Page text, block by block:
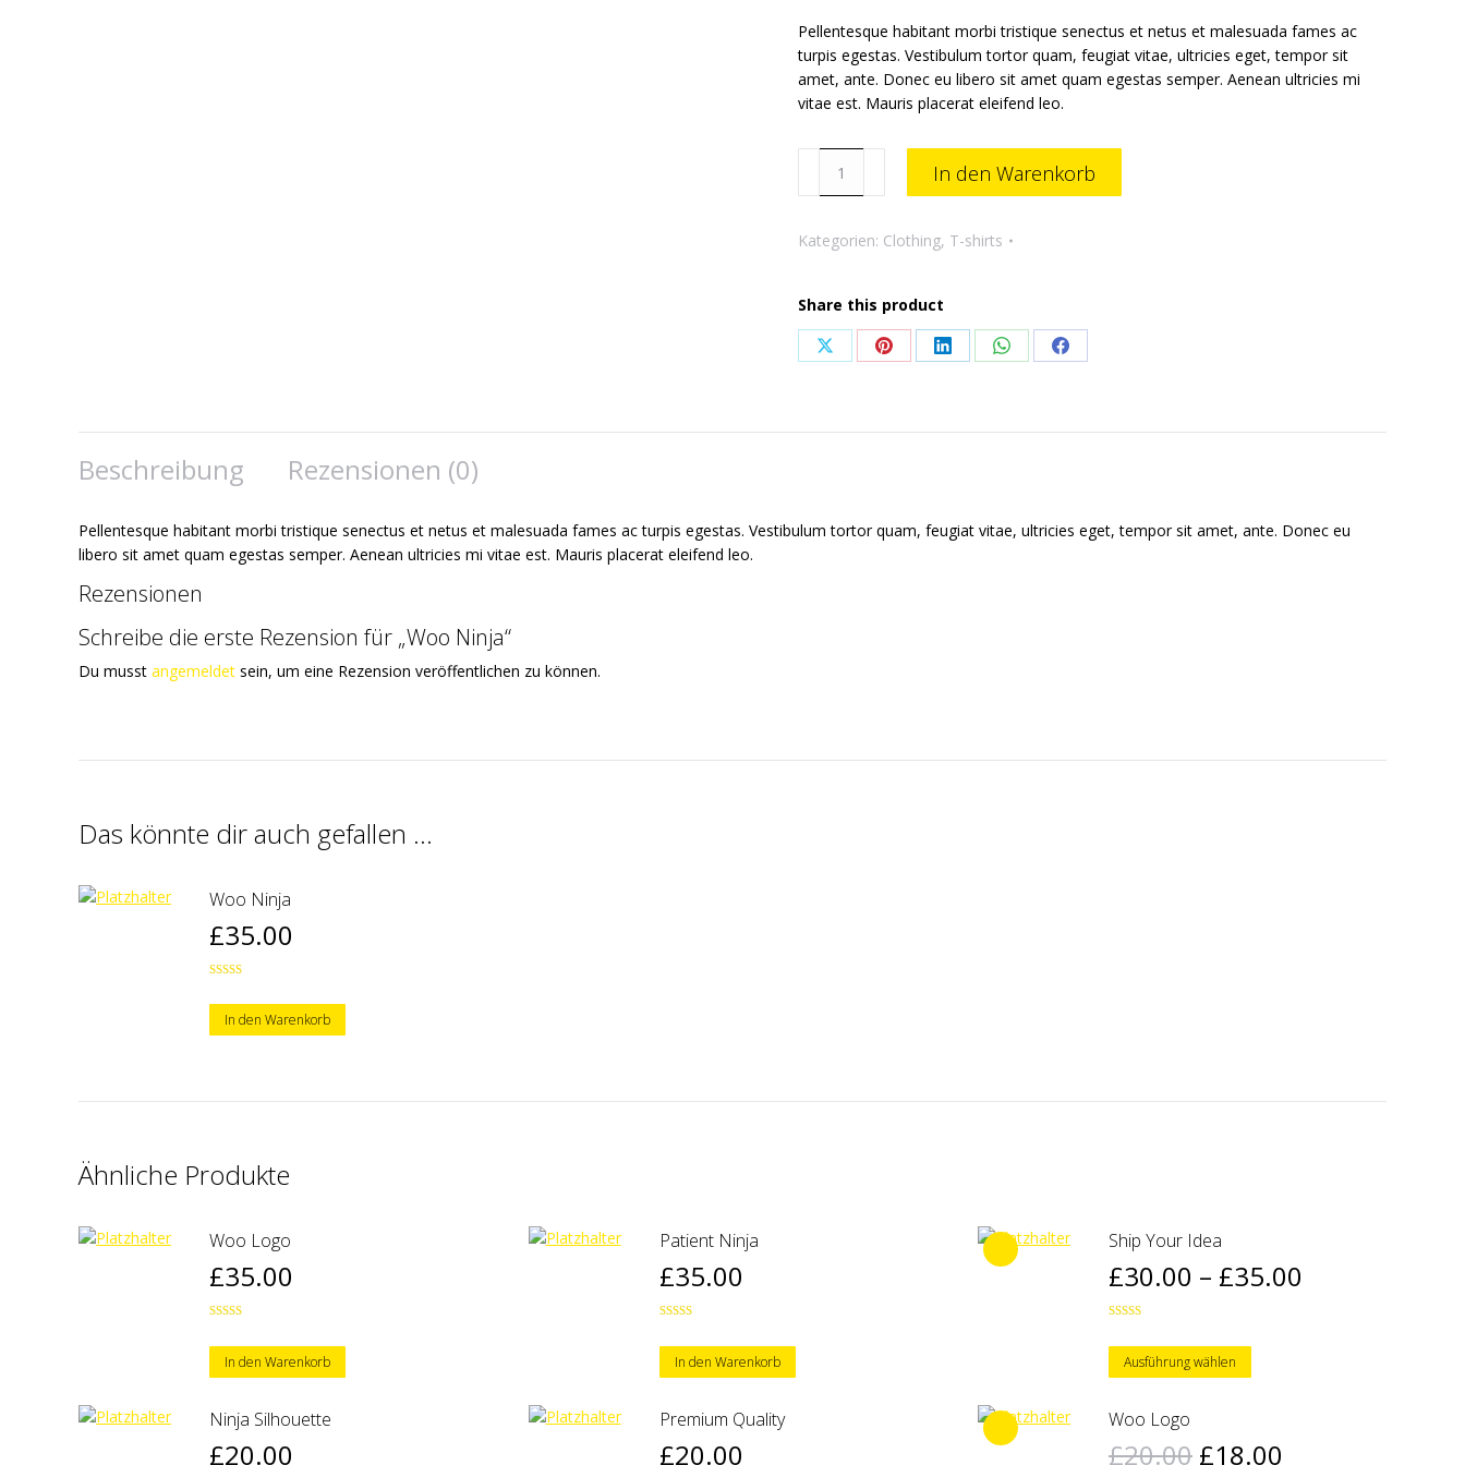
Pellentesque habitant morbi tristique senectus et netus et malesuada fames ac
turpis egestas. Vestibulum tortor quam, feugiat vitae, ultricies eget, tempor sit
amet, ante. Donec eu libero sit amet quam egestas semper. Aenean ultricies mi
vitae est. Mauris placerat eleifend leo.
In den Warenkorb
Kategorien: Clothing, T-shirts
Share this product
Share
X
Share
Pinterest
Share
LinkedIn
Share
WhatsApp
Share
Facebook
Beschreibung Rezensionen (0)
Pellentesque habitant morbi tristique senectus et netus et malesuada fames ac turpis egestas. Vestibulum tortor quam, feugiat vitae, ultricies eget, tempor sit amet, ante. Donec eu
libero sit amet quam egestas semper. Aenean ultricies mi vitae est. Mauris placerat eleifend leo.
Rezensionen
Schreibe die erste Rezension für „Woo Ninja“
Du musst angemeldet sein, um eine Rezension veröffentlichen zu können.
Das könnte dir auch gefallen …
Woo Ninja
£35.00
mit4.50
von 5In den Warenkorb
Ähnliche Produkte
Woo Logo
£35.00
von 5In den Warenkorb
Patient Ninja
£35.00
von 5In den Warenkorb
Ship Your Idea
£30.00 – £35.00
von 5
Ausführung wählen
Produkt
Varianten
Ninja Silhouette
£20.00
Premium Quality
£20.00
Woo Logo
£20.00 Ursprünglicher
£18.00